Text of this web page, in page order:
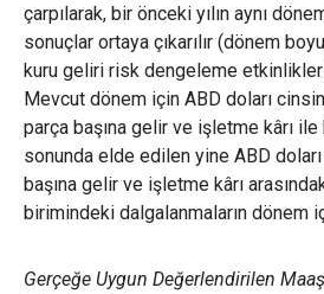
çarpılarak, bir önceki yılın aynı
sonuçlar ortaya çıkarılır (dönem
kuru geliri risk dengeleme
Mevcut dönem için ABD doları
parça başına gelir ve işletme kârı
sonunda elde edilen yine ABD
başına gelir ve işletme kârı
birimindeki dalgalanmaların dönem
Gerçeğe Uygun Değerlendirilen